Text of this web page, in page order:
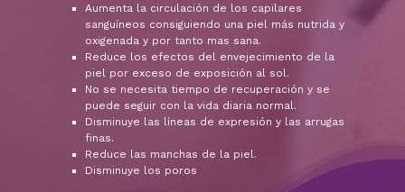
Aumenta la circulación de los capilares
sanguíneos consiguiendo una piel más nutrida y
oxigenada y por tanto mas sana.
Reduce los efectos del envejecimiento de la
piel por exceso de exposición al sol.
No se necesita tiempo de recuperación y se
puede seguir con la vida diaria normal.
Disminuye las líneas de expresión y las arrugas
finas.
Reduce las manchas de la piel.
Disminuye los poros